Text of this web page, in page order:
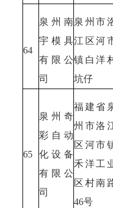
64
泉州南
宇模具
有限公
司
泉州市
江区河
镇白洋
坑仔
65
泉州奇
彩自动
化设备
有限公
司
福建省
州市洛
区河市
禾洋工
区村南
46号